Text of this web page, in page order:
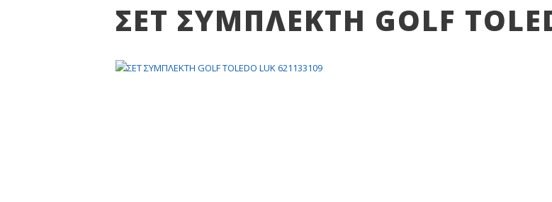
ΣΕΤ ΣΥΜΠΛΕΚΤΗ GOLF